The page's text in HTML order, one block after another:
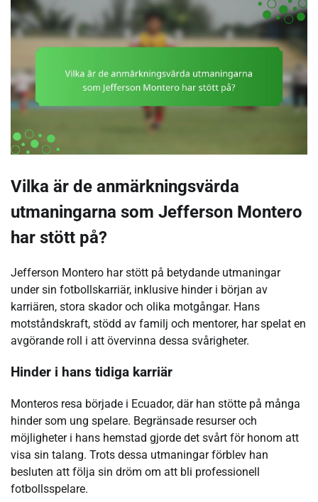
Vilka är de anmärkningsvärda
utmaningarna som Jefferson Montero
har stött på?
Jefferson Montero har stött på betydande utmaningar
under sin fotbollskarriär, inklusive hinder i början av
karriären, stora skador och olika motgångar. Hans
motståndskraft, stödd av familj och mentorer, har spelat en
avgörande roll i att övervinna dessa svårigheter.
Hinder i hans tidiga karriär
Monteros resa började i Ecuador, där han stötte på många
hinder som ung spelare. Begränsade resurser och
möjligheter i hans hemstad gjorde det svårt för honom att
visa sin talang. Trots dessa utmaningar förblev han
besluten att följa sin dröm om att bli professionell
fotbollsspelare.